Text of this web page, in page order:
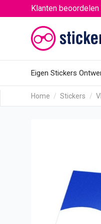
Klanten
Eigen Stickers
Home Stickers